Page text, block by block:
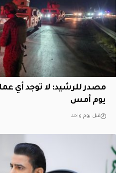
مصدر للرشيد: لا توجد أي
يوم أمس
قبل يوم واحد